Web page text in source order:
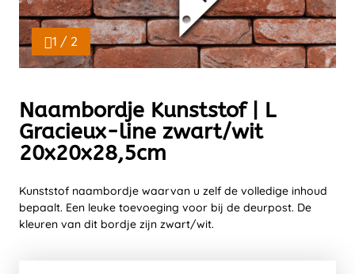
1 / 2
Naambordje Kunststof | L
Gracieux-line zwart/wit
20x20x28,5cm
Kunststof naambordje waarvan u zelf de volledige inhoud
bepaalt. Een leuke toevoeging voor bij de deurpost. De
kleuren van dit bordje zijn zwart/wit.